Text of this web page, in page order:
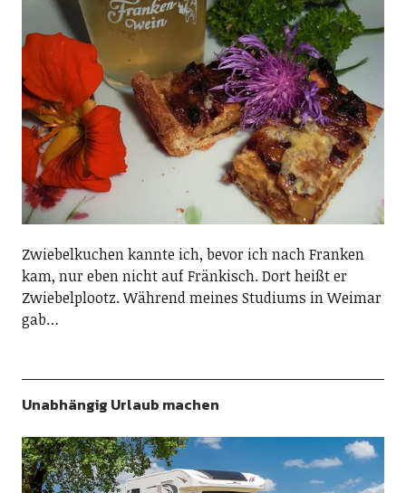
Zwiebelkuchen kannte ich, bevor ich nach Franken
kam, nur eben nicht auf Fränkisch. Dort heißt er
Zwiebelplootz. Während meines Studiums in Weimar
gab…
Unabhängig Urlaub machen